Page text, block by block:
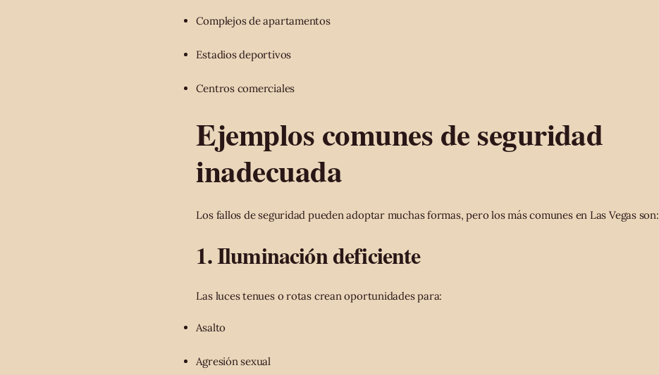
Complejos de apartamentos
Estadios deportivos
Centros comerciales
Ejemplos comunes de seguridad
inadecuada
Los fallos de seguridad pueden adoptar muchas formas, pero los más comunes en Las Vegas son:
1. Iluminación deficiente
Las luces tenues o rotas crean oportunidades para:
Asalto
Agresión sexual